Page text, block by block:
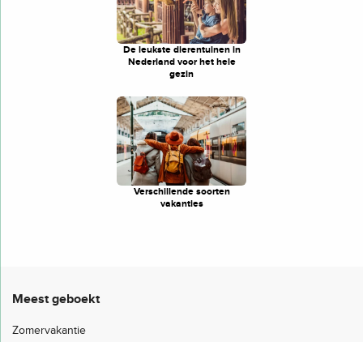
De leukste dierentuinen in
Nederland voor het hele
gezin
Verschillende soorten
vakanties
Meest geboekt
Zomervakantie